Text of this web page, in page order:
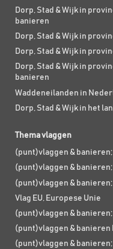
Dorp, Stad & Wijk in
banieren
Dorp, Stad & Wijk in
Dorp, Stad & Wijk in
Dorp, Stad & Wijk in
banieren
Waddeneilanden in
Dorp, Stad & Wijk in het
Thema vlaggen
(punt)vlaggen &
(punt)vlaggen &
(punt)vlaggen &
Vlag EU, Europese Unie
(punt)vlaggen &
(punt)vlaggen & banieren
(punt)vlaggen &